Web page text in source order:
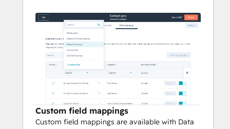
Custom field mappings
Custom field mappings are available with Data